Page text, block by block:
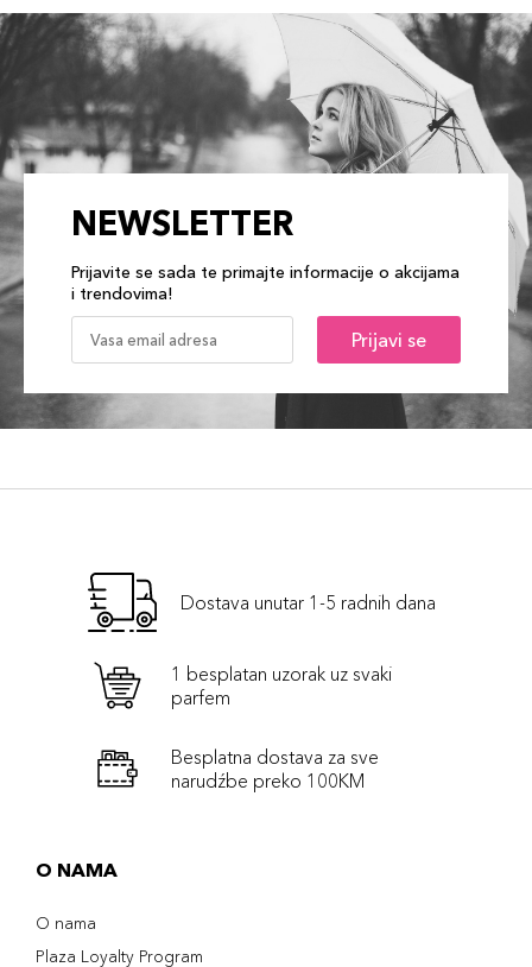
NEWSLETTER
Prijavite se sada te primajte informacije o akcijama
i trendovima!
Prijavi se
Dostava unutar 1-5 radnih dana
1 besplatan uzorak uz svaki
parfem
Besplatna dostava za sve
narudźbe preko 100KM
O NAMA
O nama
Plaza Loyalty Program